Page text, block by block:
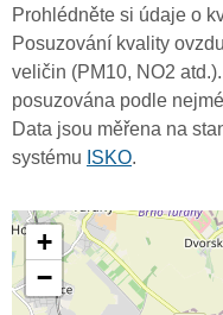
Prohlédněte si údaje o
Posuzování kvality
veličin (PM10, NO2
posuzována podle
Data jsou měřena na
systému ISKO.
+
−